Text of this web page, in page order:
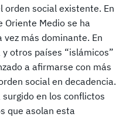
orden social existente. En
Medio se ha
más dominante. En
otros países “islámicos”
a afirmarse con más
social en decadencia.
en los conflictos
que asolan esta